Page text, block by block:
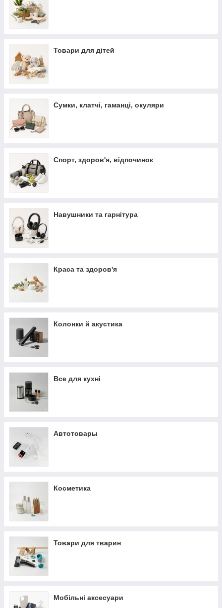
Товари для дітей
Сумки, клатчі, гаманці, окуляри
Спорт, здоров'я, відпочинок
Навушники та гарнітура
Краса та здоров'я
Колонки й акустика
Все для кухні
Автотовары
Косметика
Товари для тварин
Мобільні аксесуари